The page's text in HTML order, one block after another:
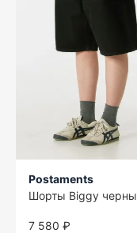
Postaments
Шорты Biggy
7 580 ₽